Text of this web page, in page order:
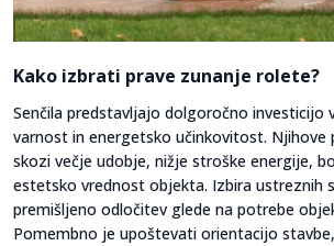
Kako izbrati prave zunanje rolete?
Senčila predstavljajo dolgoročno investicijo
varnost in energetsko učinkovitost. Njihove
skozi večje udobje, nižje stroške energije,
estetsko vrednost objekta. Izbira ustreznih
premišljeno odločitev glede na potrebe
Pomembno je upoštevati orientacijo